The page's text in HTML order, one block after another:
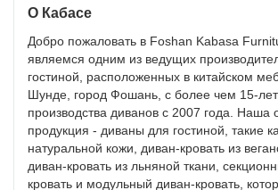
О Кабасе
Добро пожаловать в Foshan Kabasa
являемся одним из ведущих
гостиной, расположенных в китайском
Шунде, город Фошань, с более чем 15-
производства диванов с 2007 года. Наша
продукция - диваны для гостиной, такие
натуральной кожи, диван-кровать из
диван-кровать из льняной ткани,
кровать и модульный диван-кровать,